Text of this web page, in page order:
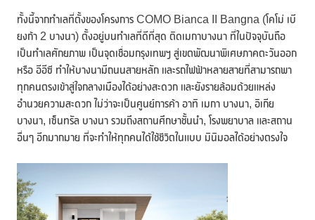
ทั้งนี้จากทำเลที่ตั้งของโครงการ COMO Bianca II Bangna (โคโม่ เบี
ยงก้า 2 บางนา) ตั้งอยู่บนทำเลที่ดีที่สุด ติดเมกาบางนา ที่ในปัจจุบันถือ
เป็นทำเลศักยภาพ เป็นจุดเชื่อมกรุงเทพฯ สู่เขตพัฒนาพิเศษภาคตะวันออก
หรือ อีอีซี ทำให้บางนามีถนนสายหลัก และรถไฟฟ้าหลายสายที่สามารถพา
ทุกคนตรงเข้าสู่ใจกลางเมืองได้อย่างสะดวก และยังรายล้อมด้วยแหล่ง
อำนวยความสะดวก ไม่ว่าจะเป็นศูนย์การค้า อาทิ เมกา บางนา, อิเกีย
บางนา, เซ็นทรัล บางนา รวมถึงสถานศึกษาชั้นนำ, โรงพยาบาล และสถาน
อื่นๆ อีกมากมาย ที่จะทำให้ทุกคนได้ใช้ชีวิตในแบบ มินิมอลได้อย่างตรงใจ